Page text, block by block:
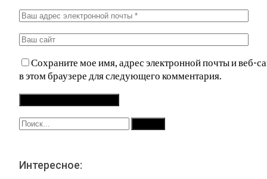
Сохраните мое имя, адрес электронной почты и веб-
в этом браузере для следующего комментария.
Интересное: